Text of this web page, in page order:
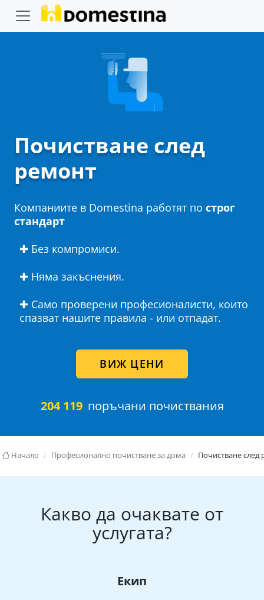
Почистване след
ремонт
Компаниите в Domestina работят по строг
стандарт
✚ Без компромиси.
✚ Няма закъснения.
✚ Само проверени професионалисти, които
спазват нашите правила - или отпадат.
ВИЖ ЦЕНИ
204 119 поръчани почиствания
Начало Професионално почистване за дома Почистване след
Какво да очаквате от
услугата?
Екип